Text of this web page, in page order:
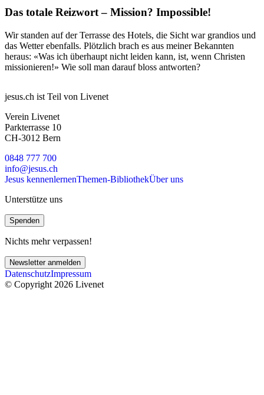
Das totale Reizwort – Mission? Impossible!
Wir standen auf der Terrasse des Hotels, die Sicht war grandios und
das Wetter ebenfalls. Plötzlich brach es aus meiner Bekannten
heraus: «Was ich überhaupt nicht leiden kann, ist, wenn Christen
missionieren!» Wie soll man darauf bloss antworten?
jesus.ch ist Teil von Livenet
Verein Livenet
Parkterrasse 10
CH-3012 Bern
0848 777 700
info@jesus.ch
Jesus kennenlernenThemen-BibliothekÜber uns
Unterstütze uns
Spenden
Nichts mehr verpassen!
Newsletter anmelden
DatenschutzImpressum
© Copyright 2026 Livenet